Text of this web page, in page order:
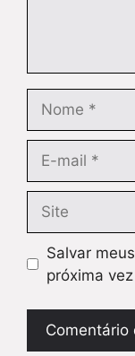
mail
Salvar
próxima